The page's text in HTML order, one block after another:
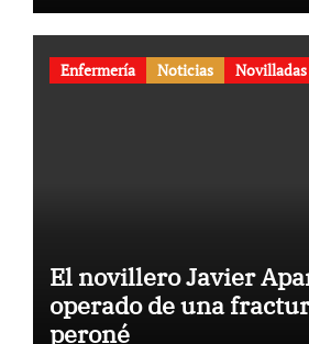
Enfermería Noticias Novilladas
El novillero Javier
operado de una
peroné